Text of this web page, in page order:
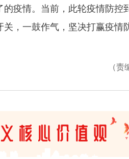
疫情。当前，此轮疫情防控
，一鼓作气，坚决打赢疫情
（责